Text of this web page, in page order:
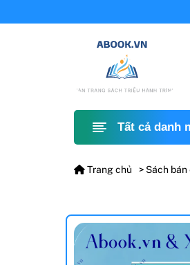
Tất cả danh
Trang chủ Sách bán